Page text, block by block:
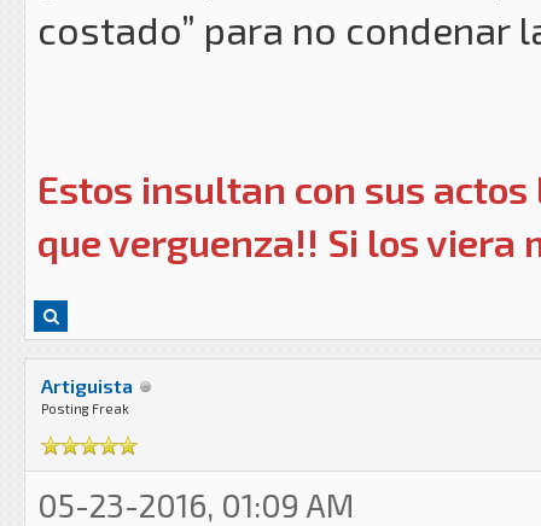
costado” para no condenar
Estos insultan con sus
que verguenza!! Si los viera
Artiguista
Posting Freak
05-23-2016, 01:09 AM